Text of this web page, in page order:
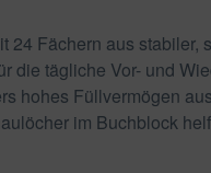
24 Fächern aus
die tägliche Vor- und
hohes Füllvermögen
im Buchblock